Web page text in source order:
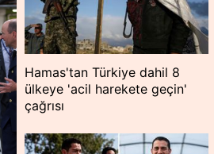
Hamas'tan Türkiye dahil 8
ülkeye 'acil harekete geçin'
çağrısı